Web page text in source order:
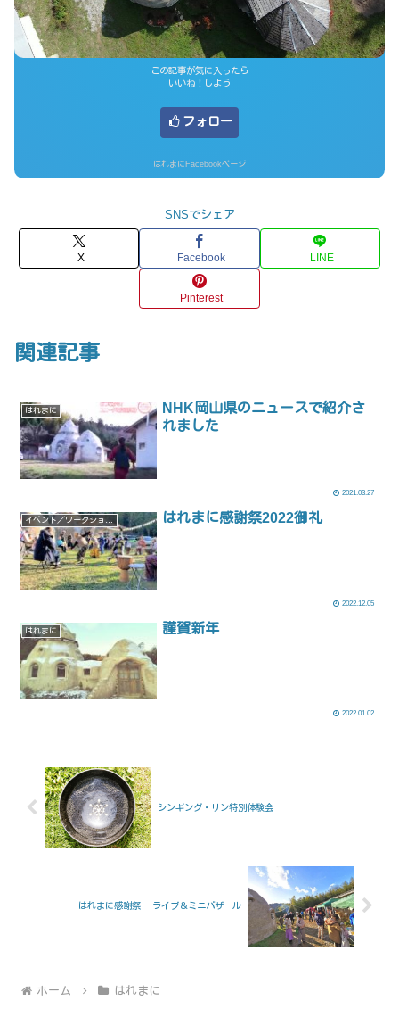
この記事が気に入ったら
いいね！しよう
フォロー
はれまにFacebookページ
SNSでシェア
X Facebook LINE
Pinterest
関連記事
はれまに
NHK岡山県のニュースで紹介さ
れました
2021.03.27
イベント／ワークショップ はれまに感謝祭2022御礼
2022.12.05
はれまに 謹賀新年
2022.01.02
シンギング・リン特別体験会
はれまに感謝祭 ライブ＆ミニバザール
ホーム はれまに